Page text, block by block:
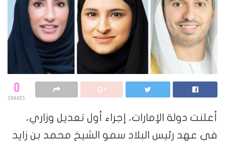
0
SHARES
أعلنت دولة الإمارات، إجراء أول تعديل وزاري،
في عهد رئيس البلاد سمو الشيخ محمد بن زايد